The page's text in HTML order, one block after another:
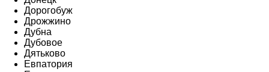
Дорогобуж
Дрожжино
Дубна
Дубовое
Дятьково
Евпатория